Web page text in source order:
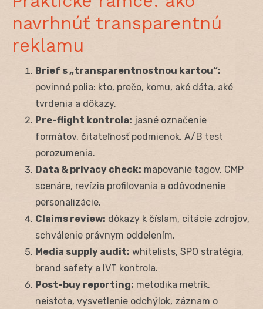
navrhnúť transparentnú
reklamu
Brief s „transparentnostnou kartou“:
povinné polia: kto, prečo, komu, aké dáta, aké
tvrdenia a dôkazy.
Pre-flight kontrola: jasné označenie
formátov, čitateľnosť podmienok, A/B test
porozumenia.
Data & privacy check: mapovanie tagov, CMP
scenáre, revízia profilovania a odôvodnenie
personalizácie.
Claims review: dôkazy k číslam, citácie zdrojov,
schválenie právnym oddelením.
Media supply audit: whitelists, SPO stratégia,
brand safety a IVT kontrola.
Post-buy reporting: metodika metrík,
neistota, vysvetlenie odchýlok, záznam o